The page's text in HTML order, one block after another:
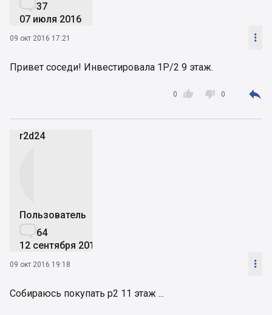
37
07 июля 2016
09 окт 2016 17:21 
Привет соседи! Инвестировала 1Р/2 9 этаж.

0  0 
r2d24
Пользователь
64
12 сентября 2016
09 окт 2016 19:18 
Собираюсь покупать р2 11 этаж ...